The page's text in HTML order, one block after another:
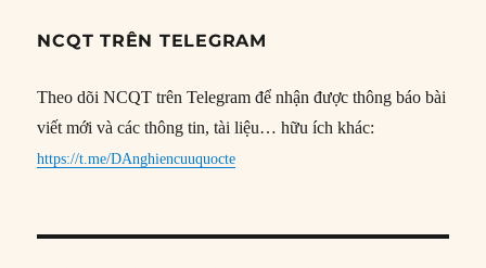
NCQT TRÊN TELEGRAM
Theo dõi NCQT trên Telegram để nhận được thông báo bài
viết mới và các thông tin, tài liệu… hữu ích khác:
https://t.me/DAnghiencuuquocte